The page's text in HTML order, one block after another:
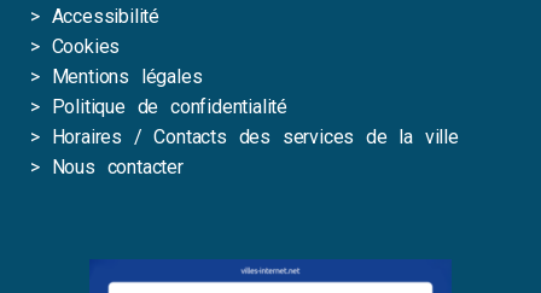
> Accessibilité
> Cookies
> Mentions légales
> Politique de confidentialité
> Horaires / Contacts des services de la ville
> Nous contacter